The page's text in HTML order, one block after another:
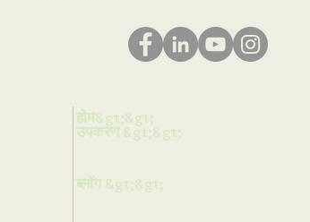
होम&gt;&gt;
उपकरण &gt;&gt;
ब्लॉग &gt;&gt;